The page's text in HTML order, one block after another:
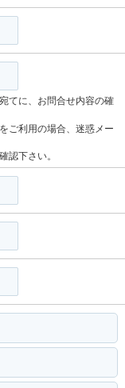
てに、お問合せ内容の確
ご利用の場合、迷惑メー
認下さい。